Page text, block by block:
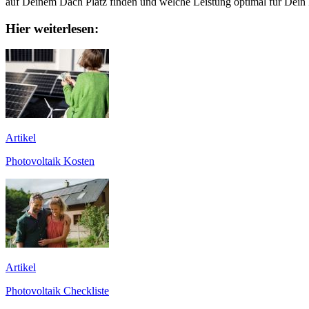
Hier weiterlesen:
Artikel
Photovoltaik Kosten
Artikel
Photovoltaik Checkliste